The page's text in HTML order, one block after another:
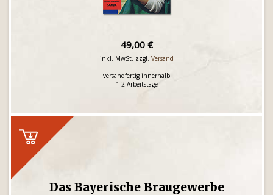
49,00 €
inkl. MwSt. zzgl. Versand
versandfertig innerhalb
1-2 Arbeitstage
Das Bayerische Braugewerbe